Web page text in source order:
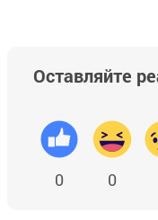
Оставляйте
0 0